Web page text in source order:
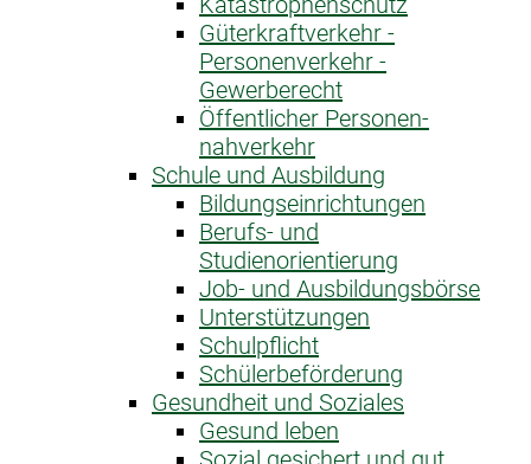
Güterkraftverkehr -
Personenverkehr -
Gewerberecht
Öffentlicher Personen­
nahverkehr
Schule und Ausbildung
Bildungseinrichtungen
Berufs- und
Studienorientierung
Job- und Ausbildungsbörse
Unterstützungen
Schulpflicht
Schülerbeförderung
Gesundheit und Soziales
Gesund leben